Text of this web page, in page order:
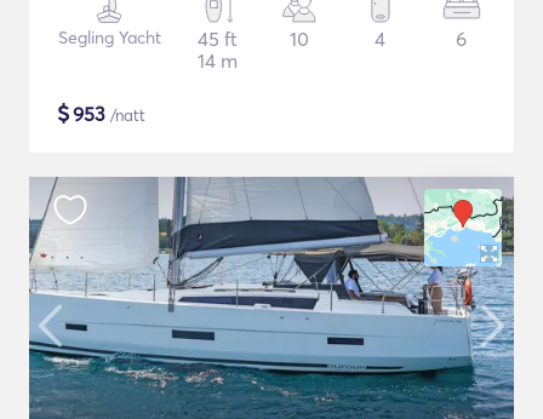
Segling Yacht
45 ft
14 m
10 4 6
$953 /natt